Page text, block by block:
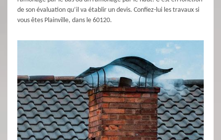
de son évaluation qu’il va établir un devis. Confiez-lui les travaux si
vous êtes Plainville, dans le 60120.